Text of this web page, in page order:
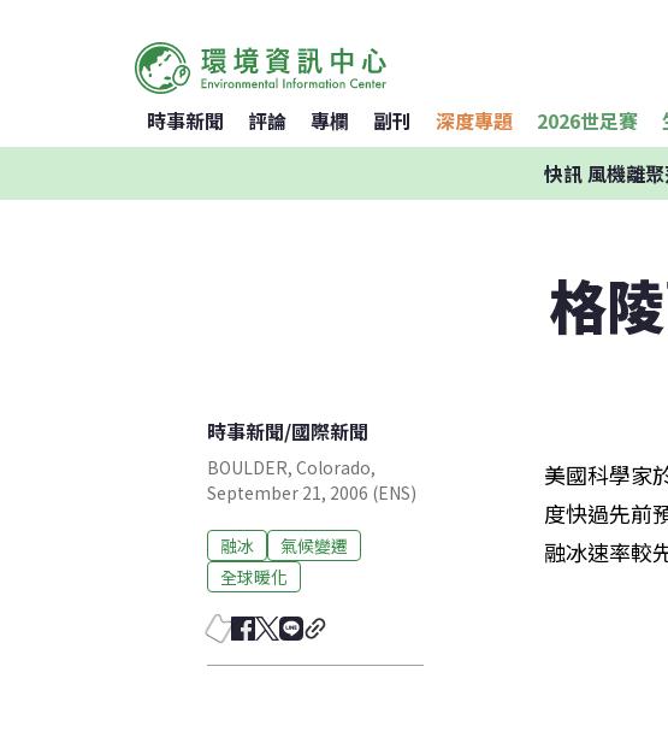
時事新聞 評論 專欄 副刊 深度專題 2026世足賽
快訊風機離
格
時事新聞/國際新聞
BOULDER, Colorado,
September 21, 2006 (ENS)
融冰
氣候變遷
全球暖化
美國科學家
度快過先前
融冰速率較